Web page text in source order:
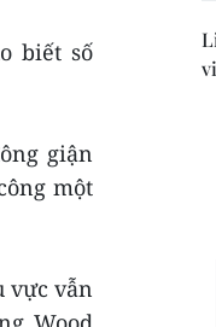
biết số
giận
một
vực vẫn